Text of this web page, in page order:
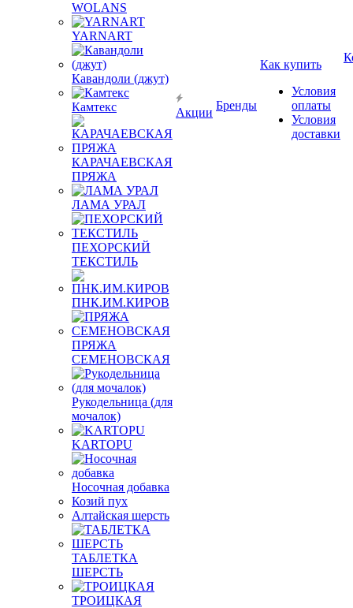
WOLANS
YARNART
Кавандоли (джут)
Камтекс
КАРАЧАЕВСКАЯ
ПРЯЖА
ЛАМА УРАЛ
ПЕХОРСКИЙ
ТЕКСТИЛЬ
ПНК.ИМ.КИРОВ
ПРЯЖА
СЕМЕНОВСКАЯ
Рукодельница (для
мочалок)
KARTOPU
Носочная добавка
Козий пух
Алтайская шерсть
ТАБЛЕTКА
ШЕРСТЬ
ТРОИЦКАЯ
Акции
Бренды
Как купить
Условия
оплаты
Условия
доставки